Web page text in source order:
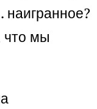
что мы